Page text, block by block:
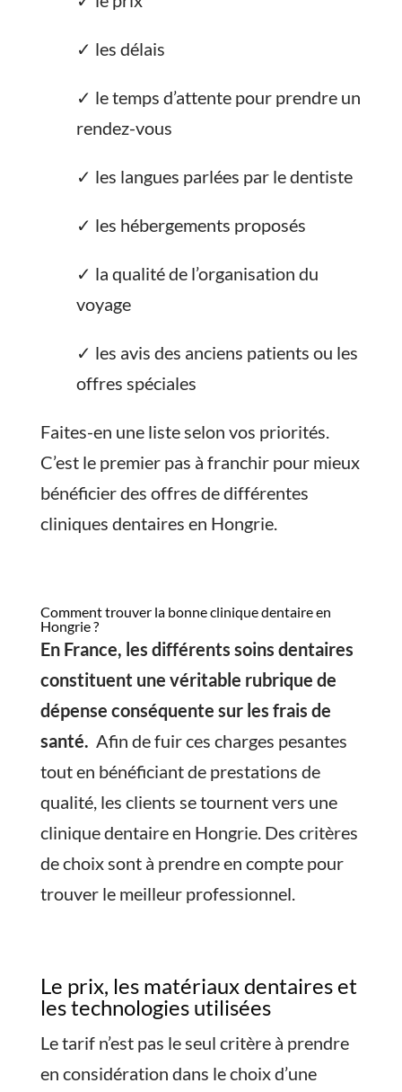
✓ les délais
✓ le temps d’attente pour prendre un
rendez-vous
✓ les langues parlées par le dentiste
✓ les hébergements proposés
✓ la qualité de l’organisation du
voyage
✓ les avis des anciens patients ou les
offres spéciales
Faites-en une liste selon vos priorités.
C’est le premier pas à franchir pour mieux
bénéficier des offres de différentes
cliniques dentaires en Hongrie.
Comment trouver la bonne clinique dentaire en
Hongrie ?
En France, les différents soins dentaires
constituent une véritable rubrique de
dépense conséquente sur les frais de
santé. Afin de fuir ces charges pesantes
tout en bénéficiant de prestations de
qualité, les clients se tournent vers une
clinique dentaire en Hongrie. Des critères
de choix sont à prendre en compte pour
trouver le meilleur professionnel.
Le prix, les matériaux dentaires et
les technologies utilisées
Le tarif n’est pas le seul critère à prendre
en considération dans le choix d’une